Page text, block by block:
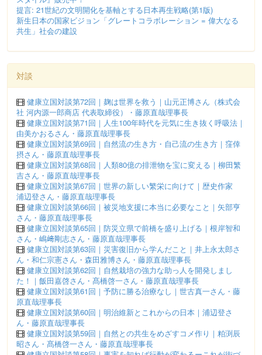
提言: 21世紀の文明開化を基軸とする日本再生戦略(第1版)
新生日本の国家ビジョン「グレートコラボレーション = 偉大なる
共生」社会の建設
対談
健康立国対談第72回｜麹は世界を救う｜山元正博さん（株式会
社 河内源一郎商店 代表取締役）・藤原直哉理事長
健康立国対談第71回｜人生100年時代を元気に生き抜く呼吸法｜
由美かおるさん・藤原直哉理事長
健康立国対談第69回｜自然流の生き方・自己流の生き方｜窪倖
摂さん・藤原直哉理事長
健康立国対談第68回｜人類80億の排泄物を宝に変える｜柳田繁
吉さん・藤原直哉理事長
健康立国対談第67回｜世界の新しい繁栄に向けて｜歴史作家
浦辺登さん・藤原直哉理事長
健康立国対談第66回｜被災地支援に本当に必要なこと｜矢部亨
さん・藤原直哉理事長
健康立国対談第65回｜防災立県で前橋を盛り上げる｜根岸智和
さん・嶋﨑剛志さん・藤原直哉理事長
健康立国対談第63回｜災害復旧から学んだこと｜井上永太郎さ
ん・和仁宗憲さん・森田雅博さん・藤原直哉理事長
健康立国対談第62回｜自然栽培の強力な助っ人を開発しまし
た！｜飯田嘉啓さん・髙橋啓一さん・藤原直哉理事長
健康立国対談第61回｜予防に勝る治療なし｜世古真一さん・藤
原直哉理事長
健康立国対談第60回｜明治維新とこれからの日本｜浦辺登さ
ん・藤原直哉理事長
健康立国対談第59回｜自然との共生をめざすコメ作り｜粕渕辰
昭さん・髙橋啓一さん・藤原直哉理事長